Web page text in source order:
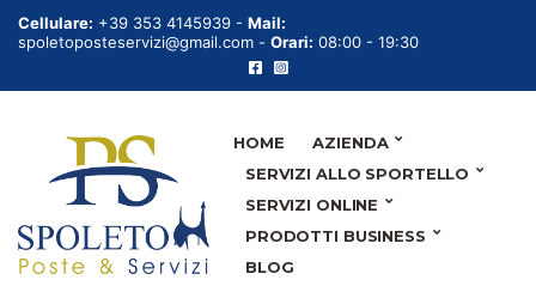
Cellulare: +39 353 4145939 - Mail:
spoletoposteservizi@gmail.com - Orari: 08:00 - 19:30
HOME
AZIENDA
SERVIZI ALLO SPORTELLO
SERVIZI ONLINE
PRODOTTI BUSINESS
BLOG